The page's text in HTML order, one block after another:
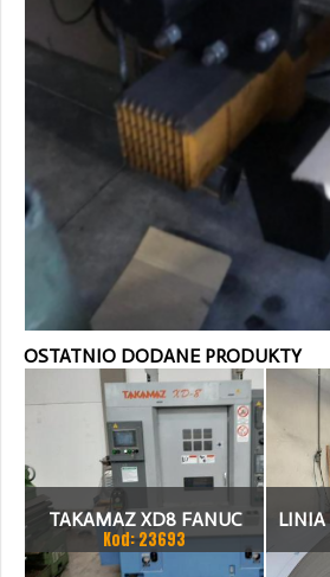
OSTATNIO DODANE PRODUKTY
TAKAMAZ XD8 FANUC
21ITA TOKARKA CNC
Kod: 23693
LINIA